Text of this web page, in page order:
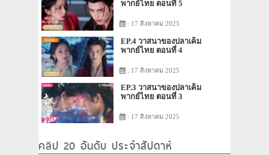
พากย์ไทย ตอนที่ 5
: 17 สิงหาคม 2025
EP.4 วาสนาของปลาเค็ม
พากย์ไทย ตอนที่ 4
: 17 สิงหาคม 2025
EP.3 วาสนาของปลาเค็ม
พากย์ไทย ตอนที่ 3
: 17 สิงหาคม 2025
คลิป 20 อันดับ ประจำสัปดาห์